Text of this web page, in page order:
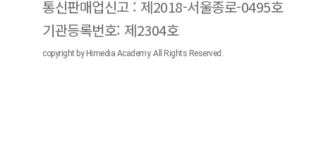
통신판매업신고 : 제2018-서울종로-0495호
기관등록번호: 제2304호
copyright by Himedia Academy. All Rights Reserved.